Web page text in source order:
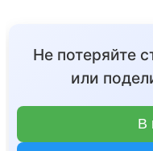
Не потеряйте
или
В